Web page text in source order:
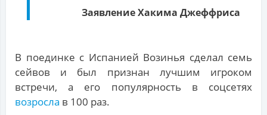
Заявление Хакима Джеффриса
В поединке с Испанией Возинья сделал семь
сейвов и был признан лучшим игроком
встречи, а его популярность в соцсетях
возросла в 100 раз.